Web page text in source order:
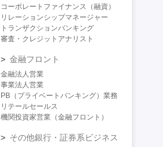
コーポレートファイナンス（融資）
リレーションシップマネージャー
トランザクションバンキング
審査・クレジットアナリスト
金融フロント
金融法人営業
事業法人営業
PB（プライベートバンキング）業務
リテールセールス
機関投資家営業（金融フロント）
その他銀行・証券系ビジネス